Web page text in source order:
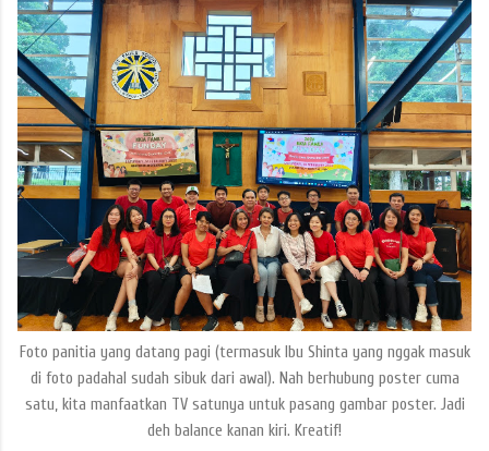
Foto panitia yang datang pagi (termasuk Ibu Shinta yang nggak masuk
di foto padahal sudah sibuk dari awal). Nah berhubung poster cuma
satu, kita manfaatkan TV satunya untuk pasang gambar poster. Jadi
deh balance kanan kiri. Kreatif!